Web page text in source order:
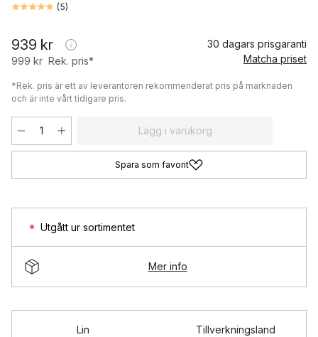
(5)
939 kr
999 kr Rek. pris*
30 dagars prisgaranti
Matcha priset
*Rek. pris är ett av leverantören rekommenderat pris på marknaden
och är inte vårt tidigare pris.
Lägg i varukorg
Spara som favorit
Utgått ur sortimentet
Mer info
Lin
Tillverkningsland